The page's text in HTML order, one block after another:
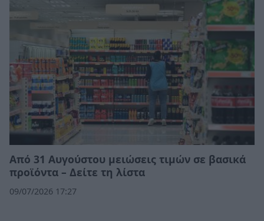
Από 31 Αυγούστου μειώσεις τιμών σε βασικά
προϊόντα – Δείτε τη λίστα
09/07/2026 17:27